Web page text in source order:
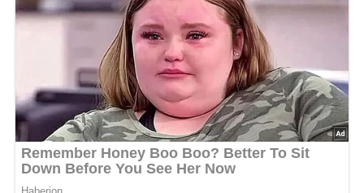
Dieses Rezept bei Pinterest
merken